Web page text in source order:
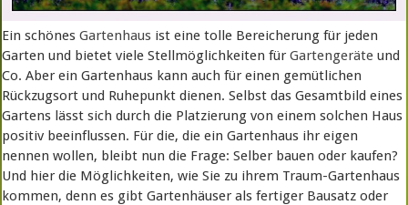
Ein schönesGartenhaus ist eine tolle Bereicherung für jeden
Garten und bietet viele Stellmöglichkeiten fürGartengeräte und
Co. Aber ein Gartenhaus kann auch für einen gemütlichen
Rückzugsort und Ruhepunkt dienen. Selbst das Gesamtbild eines
Gartens lässt sich durch die Platzierung von einem solchen Haus
positiv beeinflussen. Für die, die ein Gartenhaus ihr eigen
nennen wollen, bleibt nun die Frage: Selber bauen oder kaufen?
Und hier die Möglichkeiten, wie Sie zu ihrem Traum-Gartenhaus
kommen, denn es gibt Gartenhäuser als fertiger Bausatz oder